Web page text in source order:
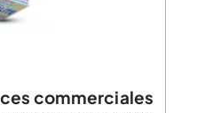
commerciales